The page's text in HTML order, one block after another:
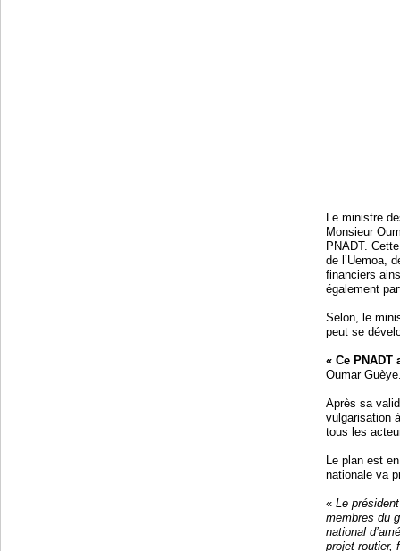
Le ministre
Monsieur
PNADT.
de l’Uemoa,
financiers
également
Selon, le
peut se
« Ce
Oumar
Après sa
vulgarisation
tous les
Le plan est
nationale va
«Le
membres du
national
projet routier,